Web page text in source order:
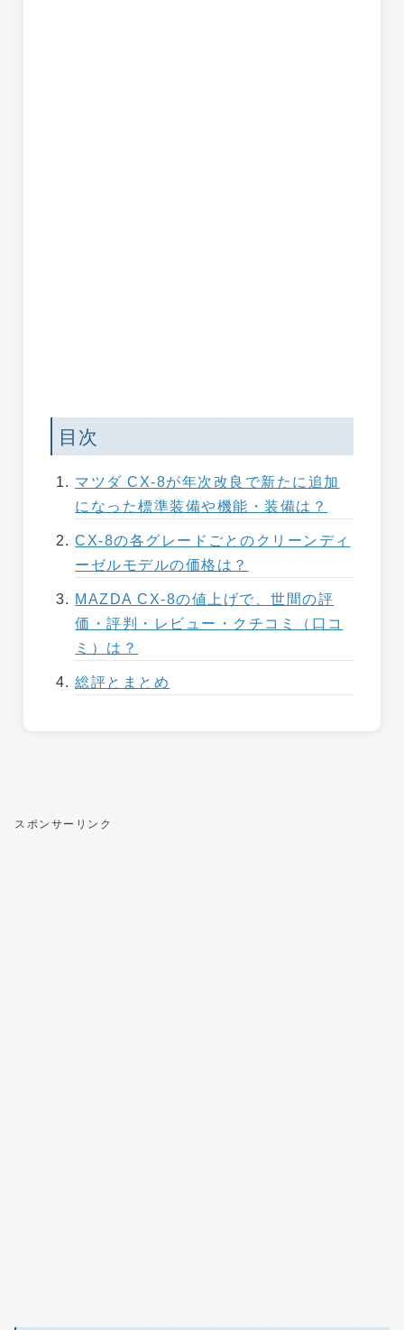
目次
マツダ CX-8が年次改良で新たに追加
になった標準装備や機能・装備は？
CX-8の各グレードごとのクリーンディ
ーゼルモデルの価格は？
MAZDA CX-8の値上げで、世間の評
価・評判・レビュー・クチコミ（口コ
ミ）は？
総評とまとめ
スポンサーリンク